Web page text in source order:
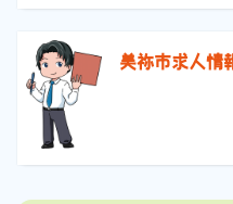
美祢市求人情